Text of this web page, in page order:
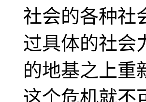
社会的各种社
过具体的社会
的地基之上重
这个危机就不